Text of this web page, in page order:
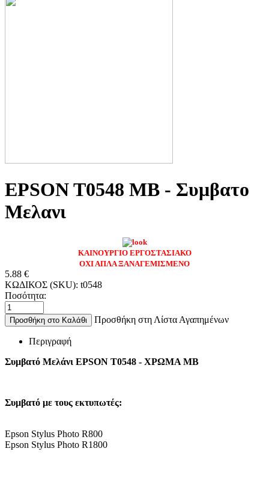
EPSON T0548 MB - Συμβατο
Μελανι
ΚΑΙΝΟΥΡΓΙΟ ΕΡΓΟΣΤΑΣΙΑΚΟ
ΟΧΙ ΑΠΛΑ ΞΑΝΑΓΕΜΙΣΜΕΝΟ
5.88 €
ΚΩΔΙΚΟΣ (SKU): t0548
Ποσότητα:
Προσθήκη στο Καλάθι Προσθήκη στη Λίστα Αγαπημένων
Περιγραφή
Συμβατό Μελάνι EPSON T0548 - ΧΡΩΜΑ MB
Συμβατό με τους εκτυπωτές:
Epson Stylus Photo R800
Epson Stylus Photo R1800